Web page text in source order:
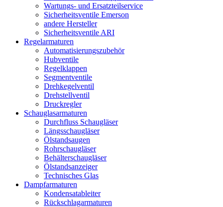
Wartungs- und Ersatzteilservice
Sicherheitsventile Emerson
andere Hersteller
Sicherheitsventile ARI
Regelarmaturen
Automatisierungszubehör
Hubventile
Regelklappen
Segmentventile
Drehkegelventil
Drehstellventil
Druckregler
Schauglas­armaturen
Durchfluss Schaugläser
Längsschaugläser
Ölstandsaugen
Rohrschaugläser
Behälterschaugläser
Ölstandsanzeiger
Technisches Glas
Dampfarmaturen
Kondensatableiter
Rückschlagarmaturen